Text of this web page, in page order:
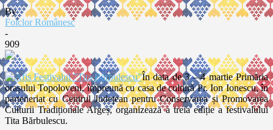
By
Folclor Românesc
-
909
În data de 3 – 4 martie Primăria
orașului Topoloveni, împreună cu casa de cultură Pr. Ion Ionescu, în
parteneriat cu Centrul Județean pentru Conservarea și Promovarea
Culturii Tradiționale Argeș, organizează a treia ediție a festivalului
Tita Bărbulescu.